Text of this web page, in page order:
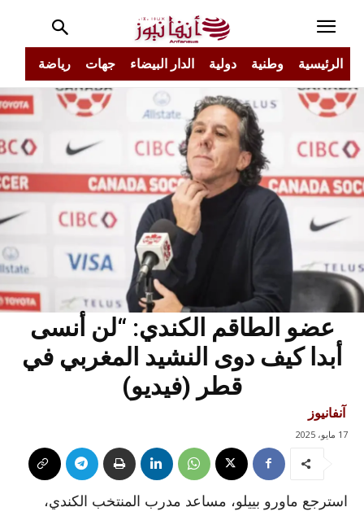
الرئيسية وطنية دولية الدار البيضاء جهات رياضة
عضو الطاقم الكندي: “لن أنسى
أبدا كيف دوى النشيد المغربي في
قطر (فيديو)
آنفانيوز
17 مايو، 2025
استرجع ماورو بييلو، مساعد مدرب المنتخب الكندي،